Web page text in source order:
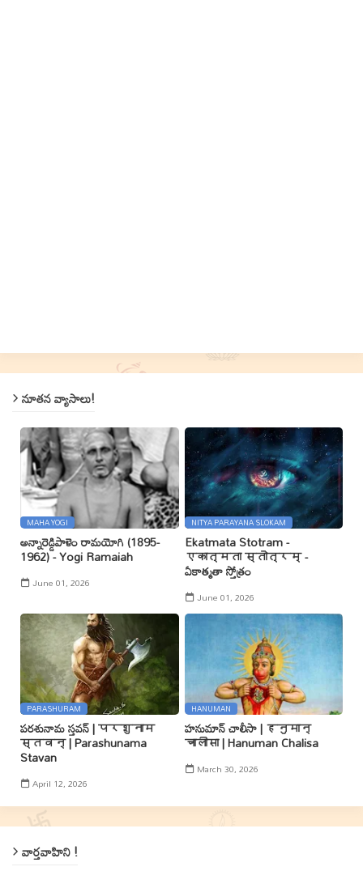
నూతన వ్యాసాలు!
MAHA YOGI
అన్నారెడ్డిపాళెం రామయోగి (1895-
1962) - Yogi Ramaiah
June 01, 2026
NITYA PARAYANA SLOKAM
Ekatmata Stotram -
एकात्मता स्तोत्रम् -
ఏకాత్మతా స్తోత్రం
June 01, 2026
PARASHURAM
పరశునామ స్తవన్ | परशुनाम
स्तवन् | Parashunama
Stavan
April 12, 2026
HANUMAN
హనుమాన్ చాలీసా | हनुमान्
चालीसा | Hanuman Chalisa
March 30, 2026
వార్తవాహిని !